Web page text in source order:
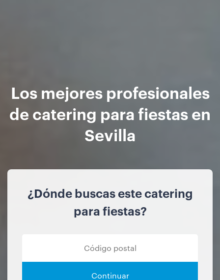
Los mejores profesionales
de catering para fiestas en
Sevilla
¿Dónde buscas este catering
para fiestas?
Continuar